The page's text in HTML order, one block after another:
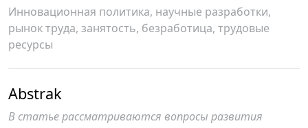
Инновационная политика, научные разработки,
рынок труда, занятость, безработица, трудовые
ресурсы
Abstrak
В статье рассматриваются вопросы развития